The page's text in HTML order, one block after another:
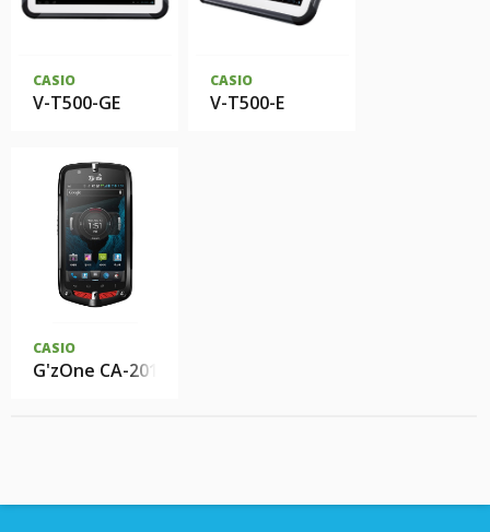
CASIO
V-T500-GE
CASIO
V-T500-E
CASIO
G'zOne CA-201L